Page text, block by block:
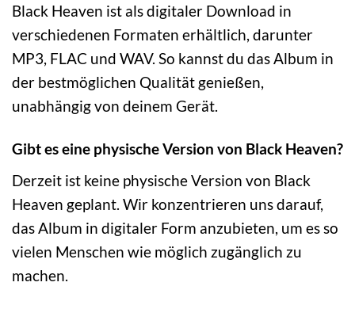
Black Heaven ist als digitaler Download in
verschiedenen Formaten erhältlich, darunter
MP3, FLAC und WAV. So kannst du das Album in
der bestmöglichen Qualität genießen,
unabhängig von deinem Gerät.
Gibt es eine physische Version von Black Heaven?
Derzeit ist keine physische Version von Black
Heaven geplant. Wir konzentrieren uns darauf,
das Album in digitaler Form anzubieten, um es so
vielen Menschen wie möglich zugänglich zu
machen.